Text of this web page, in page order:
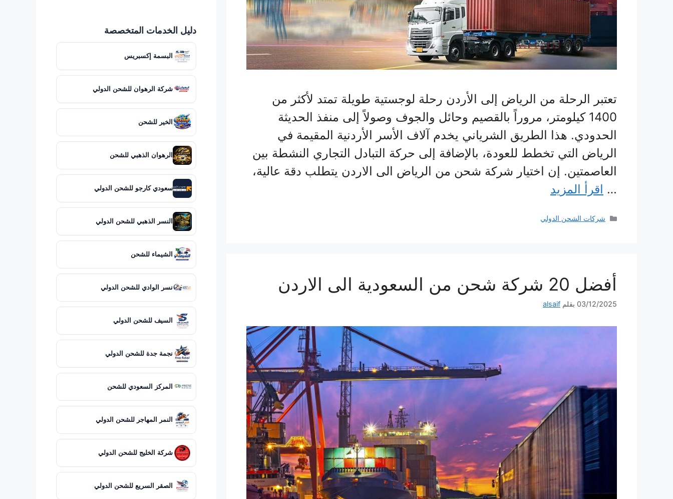
تعتبر الرحلة من الرياض إلى الأردن رحلة لوجستية طويلة تمتد لأكثر من
1400 كيلومتر، مروراً بالقصيم وحائل والجوف وصولاً إلى منفذ الحديثة
الحدودي. هذا الطريق الشرياني يخدم آلاف الأسر الأردنية المقيمة في
الرياض التي تخطط للعودة، بالإضافة إلى حركة التبادل التجاري النشطة بين
العاصمتين. إن اختيار شركة شحن من الرياض الى الاردن يتطلب دقة عالية،
… اقرأ المزيد
التصنيفات
شركات الشحن الدولي
أفضل 20 شركة شحن من السعودية الى الاردن
03/12/2025 بقلم alsaif
دليل الخدمات المتخصصة
البسمة إكسبريس
شركة الرهوان للشحن الدولي
الخير للشحن
الرهوان الذهبي للشحن
سعودي كارجو للشحن الدولي
النسر الذهبي للشحن الدولي
الشيماء للشحن
نسر الوادي للشحن الدولي
السيف للشحن الدولي
نجمة جدة للشحن الدولي
المركز السعودي للشحن
النمر المهاجر للشحن الدولي
شركة الخليج للشحن الدولي
الصقر السريع للشحن الدولي